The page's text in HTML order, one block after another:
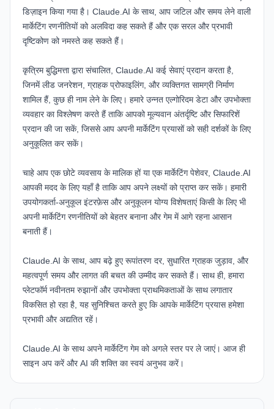
डिज़ाइन किया गया है। Claude.AI के साथ, आप जटिल और समय लेने वाली
मार्केटिंग रणनीतियों को अलविदा कह सकते हैं और एक सरल और प्रभावी
दृष्टिकोण को नमस्ते कह सकते हैं।
कृत्रिम बुद्धिमत्ता द्वारा संचालित, Claude.AI कई सेवाएं प्रदान करता है,
जिनमें लीड जनरेशन, ग्राहक प्रोफाइलिंग, और व्यक्तिगत सामग्री निर्माण
शामिल हैं, कुछ ही नाम लेने के लिए। हमारे उन्नत एल्गोरिदम डेटा और उपभोक्ता
व्यवहार का विश्लेषण करते हैं ताकि आपको मूल्यवान अंतर्दृष्टि और सिफारिशें
प्रदान की जा सकें, जिससे आप अपनी मार्केटिंग प्रयासों को सही दर्शकों के लिए
अनुकूलित कर सकें।
चाहे आप एक छोटे व्यवसाय के मालिक हों या एक मार्केटिंग पेशेवर, Claude.AI
आपकी मदद के लिए यहाँ है ताकि आप अपने लक्ष्यों को प्राप्त कर सकें। हमारी
उपयोगकर्ता-अनुकूल इंटरफ़ेस और अनुकूलन योग्य विशेषताएं किसी के लिए भी
अपनी मार्केटिंग रणनीतियों को बेहतर बनाना और गेम में आगे रहना आसान
बनाती हैं।
Claude.AI के साथ, आप बढ़े हुए रूपांतरण दर, सुधारित ग्राहक जुड़ाव, और
महत्वपूर्ण समय और लागत की बचत की उम्मीद कर सकते हैं। साथ ही, हमारा
प्लेटफॉर्म नवीनतम रुझानों और उपभोक्ता प्राथमिकताओं के साथ लगातार
विकसित हो रहा है, यह सुनिश्चित करते हुए कि आपके मार्केटिंग प्रयास हमेशा
प्रभावी और अद्यतित रहें।
Claude.AI के साथ अपने मार्केटिंग गेम को अगले स्तर पर ले जाएं। आज ही
साइन अप करें और AI की शक्ति का स्वयं अनुभव करें।